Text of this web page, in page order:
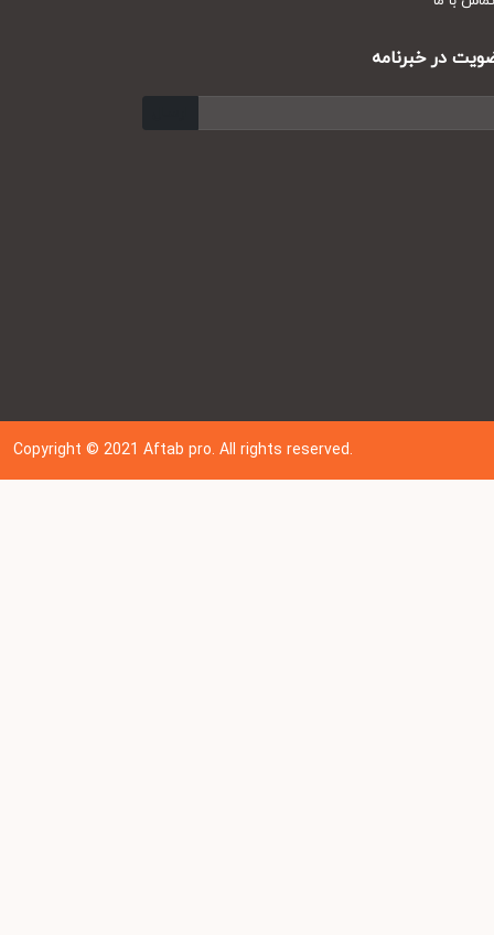
در خبرنامه
Copyright © 202 1Aftab pro. All rights reserved.